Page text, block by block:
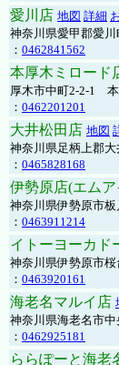
愛川店 地図 詳細
神奈川県愛甲郡愛川
： 0462841562
本厚木ミロード
厚木市中町2-2-1
： 0462201201
大井松田店 地図
神奈川県足柄上郡
： 0465828168
伊勢原店(エム
神奈川県伊勢原市板
： 0463911214
イトーヨーカド
神奈川県伊勢原市
： 0463920161
海老名マルイ店
神奈川県海老名市
： 0462925181
ららぽーと海老